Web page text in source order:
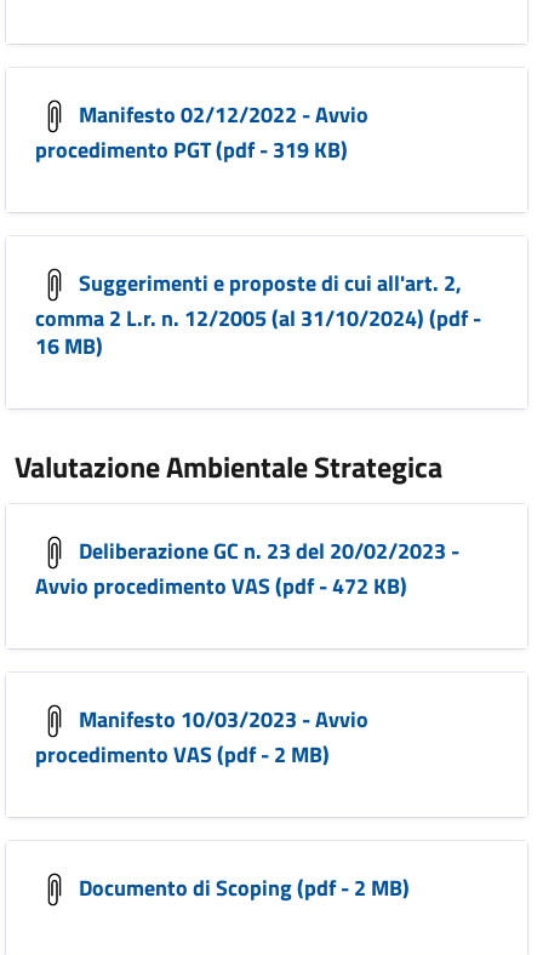
Manifesto 02/12/2022 - Avvio
procedimento PGT (pdf - 319 KB)
Suggerimenti e proposte di cui all'art. 2,
comma 2 L.r. n. 12/2005 (al 31/10/2024) (pdf -
16 MB)
Valutazione Ambientale Strategica
Deliberazione GC n. 23 del 20/02/2023 -
Avvio procedimento VAS (pdf - 472 KB)
Manifesto 10/03/2023 - Avvio
procedimento VAS (pdf - 2 MB)
Documento di Scoping (pdf - 2 MB)